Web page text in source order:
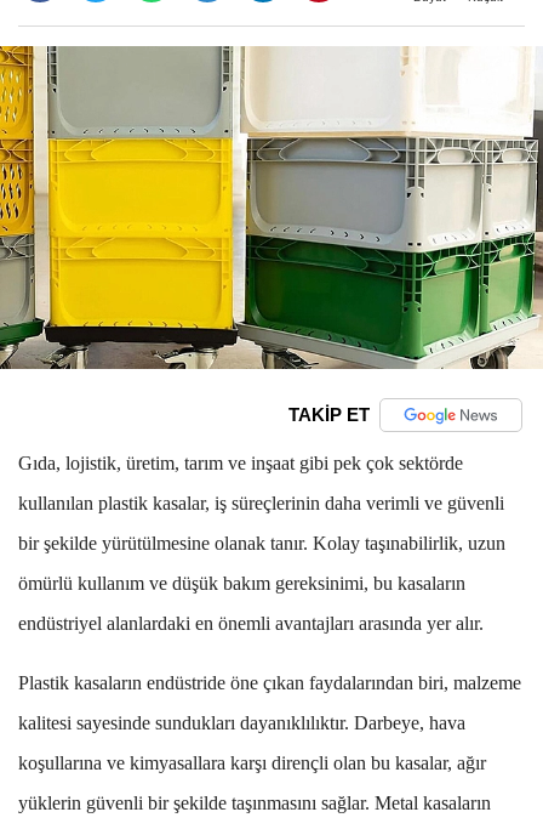
TAKİP ET
Gıda, lojistik, üretim, tarım ve inşaat gibi pek çok sektörde
kullanılan plastik kasalar, iş süreçlerinin daha verimli ve güvenli
bir şekilde yürütülmesine olanak tanır. Kolay taşınabilirlik, uzun
ömürlü kullanım ve düşük bakım gereksinimi, bu kasaların
endüstriyel alanlardaki en önemli avantajları arasında yer alır.
Plastik kasaların endüstride öne çıkan faydalarından biri, malzeme
kalitesi sayesinde sundukları dayanıklılıktır. Darbeye, hava
koşullarına ve kimyasallara karşı dirençli olan bu kasalar, ağır
yüklerin güvenli bir şekilde taşınmasını sağlar. Metal kasaların